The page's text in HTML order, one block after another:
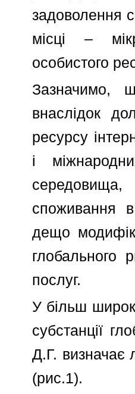
задоволення
місці –
особистого
Зазначимо,
внаслідок
ресурсу
і
споживання в
дещо
глобального
послуг.
У більш
субстанції
Д.Г. визначає
(рис.1).